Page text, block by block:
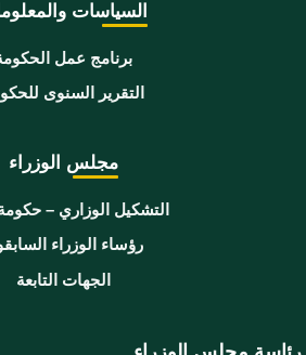
السياسات
برنامج عمل
التقرير السنوى
مجلس الوزراء
التشكيل الوزاري –
رؤساء الوزراء
الجهات التابعة